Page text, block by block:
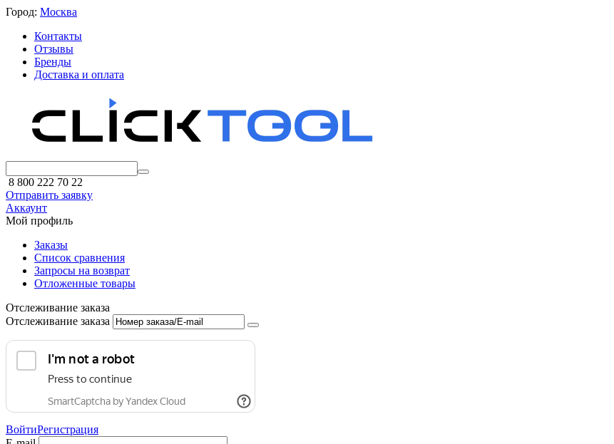
Город: Москва
Контакты
Отзывы
Бренды
Доставка и оплата
8 800 222 70 22
Отправить заявку
Аккаунт
Мой профиль
Заказы
Список сравнения
Запросы на возврат
Отложенные товары
Отслеживание заказа
Отслеживание заказа
ВойтиРегистрация